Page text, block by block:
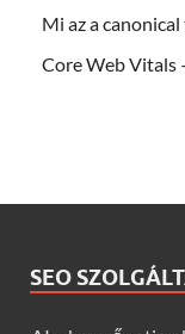
Mi az a
Core Web Vitals
SEO